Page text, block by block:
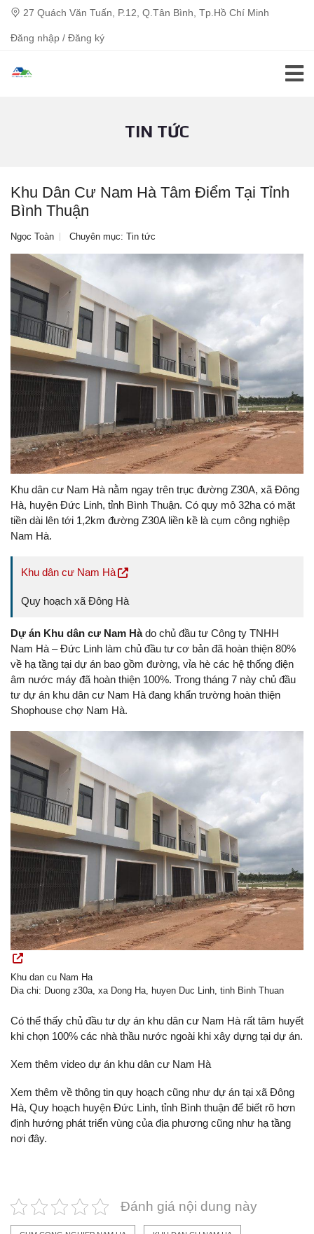
27 Quách Văn Tuấn, P.12, Q.Tân Bình, Tp.Hồ Chí Minh
Đăng nhập / Đăng ký
TIN TỨC
Khu Dân Cư Nam Hà Tâm Điểm Tại Tỉnh
Bình Thuận
Ngọc Toàn Chuyên mục: Tin tức
Khu dân cư Nam Hà nằm ngay trên trục đường Z30A, xã Đông
Hà, huyện Đức Linh, tỉnh Bình Thuận. Có quy mô 32ha có mặt
tiền dài lên tới 1,2km đường Z30A liền kề là cụm công nghiệp
Nam Hà.
Khu dân cư Nam Hà
Quy hoạch xã Đông Hà
Dự án Khu dân cư Nam Hàdo chủ đầu tư Công ty TNHH
Nam Hà – Đức Linh làm chủ đầu tư cơ bản đã hoàn thiện 80%
về hạ tầng tại dự án bao gồm đường, vỉa hè các hệ thống điện
âm nước máy đã hoàn thiện 100%. Trong tháng 7 này chủ đầu
tư dự án khu dân cư Nam Hà đang khẩn trường hoàn thiện
Shophouse chợ Nam Hà.
Khu dan cu Nam Ha
Dia chi: Duong z30a, xa Dong Ha, huyen Duc Linh, tinh Binh Thuan
Có thể thấy chủ đầu tư dự án khu dân cư Nam Hà rất tâm huyết
khi chọn 100% các nhà thầu nước ngoài khi xây dựng tại dự án.
Xem thêm video dự án khu dân cư Nam Hà
Xem thêm về thông tin quy hoạch cũng như dự án tại xã Đông
Hà, Quy hoạch huyện Đức Linh, tỉnh Bình thuận để biết rõ hơn
định hướng phát triển vùng của địa phương cũng như hạ tầng
nơi đây.
Đánh giá nội dung này